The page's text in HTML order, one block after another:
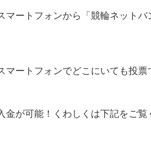
マートフォンから「競輪ネット
マートフォンでどこにいても投票
金が可能！くわしくは下記をご覧